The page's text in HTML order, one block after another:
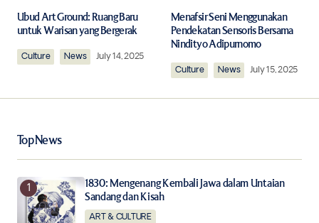
Required fields are marked*
Comment
Your Name
Your E-mail*
Ubud Art Ground: Ruang Baru
untuk Warisan yang Bergerak
Culture News July 14, 2025
Menafsir Seni Menggunakan
Pendekatan Sensoris Bersama
Nindityo Adipurnomo
Culture News July 15, 2025
Top News
1830: Mengenang Kembali Jawa dalam Untaian
Sandang dan Kisah
ART & CULTURE